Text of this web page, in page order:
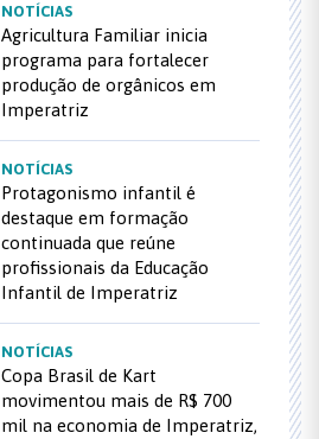
NOTÍCIAS
Agricultura Familiar inicia
programa para fortalecer
produção de orgânicos em
Imperatriz
NOTÍCIAS
Protagonismo infantil é
destaque em formação
continuada que reúne
profissionais da Educação
Infantil de Imperatriz
NOTÍCIAS
Copa Brasil de Kart
movimentou mais de R$ 700
mil na economia de Imperatriz,